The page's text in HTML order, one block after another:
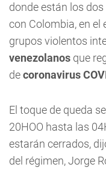
donde están los
con Colombia, en el
grupos violentos
venezolanos que
decoronavirus
El toque de queda
20HOO hasta las
estarán cerrados,
del régimen, Jorge